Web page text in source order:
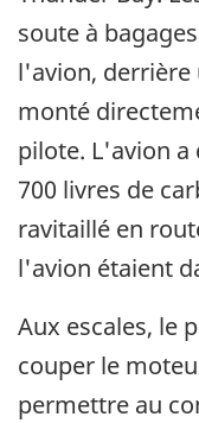
soute à
l'avion, derrière
monté
pilote. L'avion a
700 livres de
ravitaillé en
l'avion étaient
Aux escales, le
couper le
permettre au